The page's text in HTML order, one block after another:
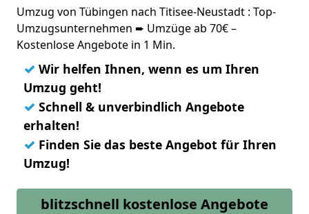
Umzug von Tübingen nach Titisee-Neustadt : Top-
Umzugsunternehmen ➨ Umzüge ab 70€ –
Kostenlose Angebote in 1 Min.
✓ Wir helfen Ihnen, wenn es um Ihren
Umzug geht!
✓ Schnell & unverbindlich Angebote
erhalten!
✓ Finden Sie das beste Angebot für Ihren
Umzug!
blitzschnell kostenlose Angebote